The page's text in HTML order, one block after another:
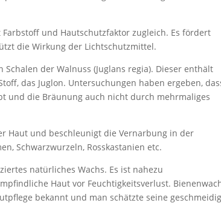
und Hautschutzfaktor zugleich. Es fördert
die Wirkung der Lichtschutzmittel.
der Walnuss (Juglans regia). Dieser enthält
das Juglon. Untersuchungen haben ergeben,
und die Bräunung auch nicht durch mehrmaliges
Haut und beschleunigt die Vernarbung in der
Schwarzwurzeln, Rosskastanien etc.
natürliches Wachs. Es ist nahezu
Haut vor Feuchtigkeitsverlust.
bekannt und man schätzte seine